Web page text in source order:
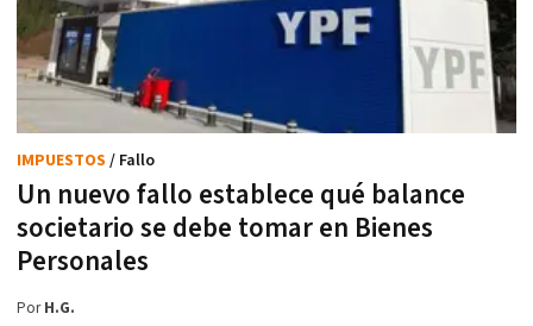
Un nuevo fallo establece qué balance
societario se debe tomar en Bienes
Personales
IMPUESTOS / Fallo
PorH.G.